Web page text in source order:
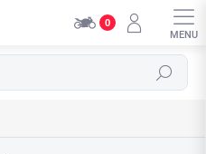
0
Hľadať